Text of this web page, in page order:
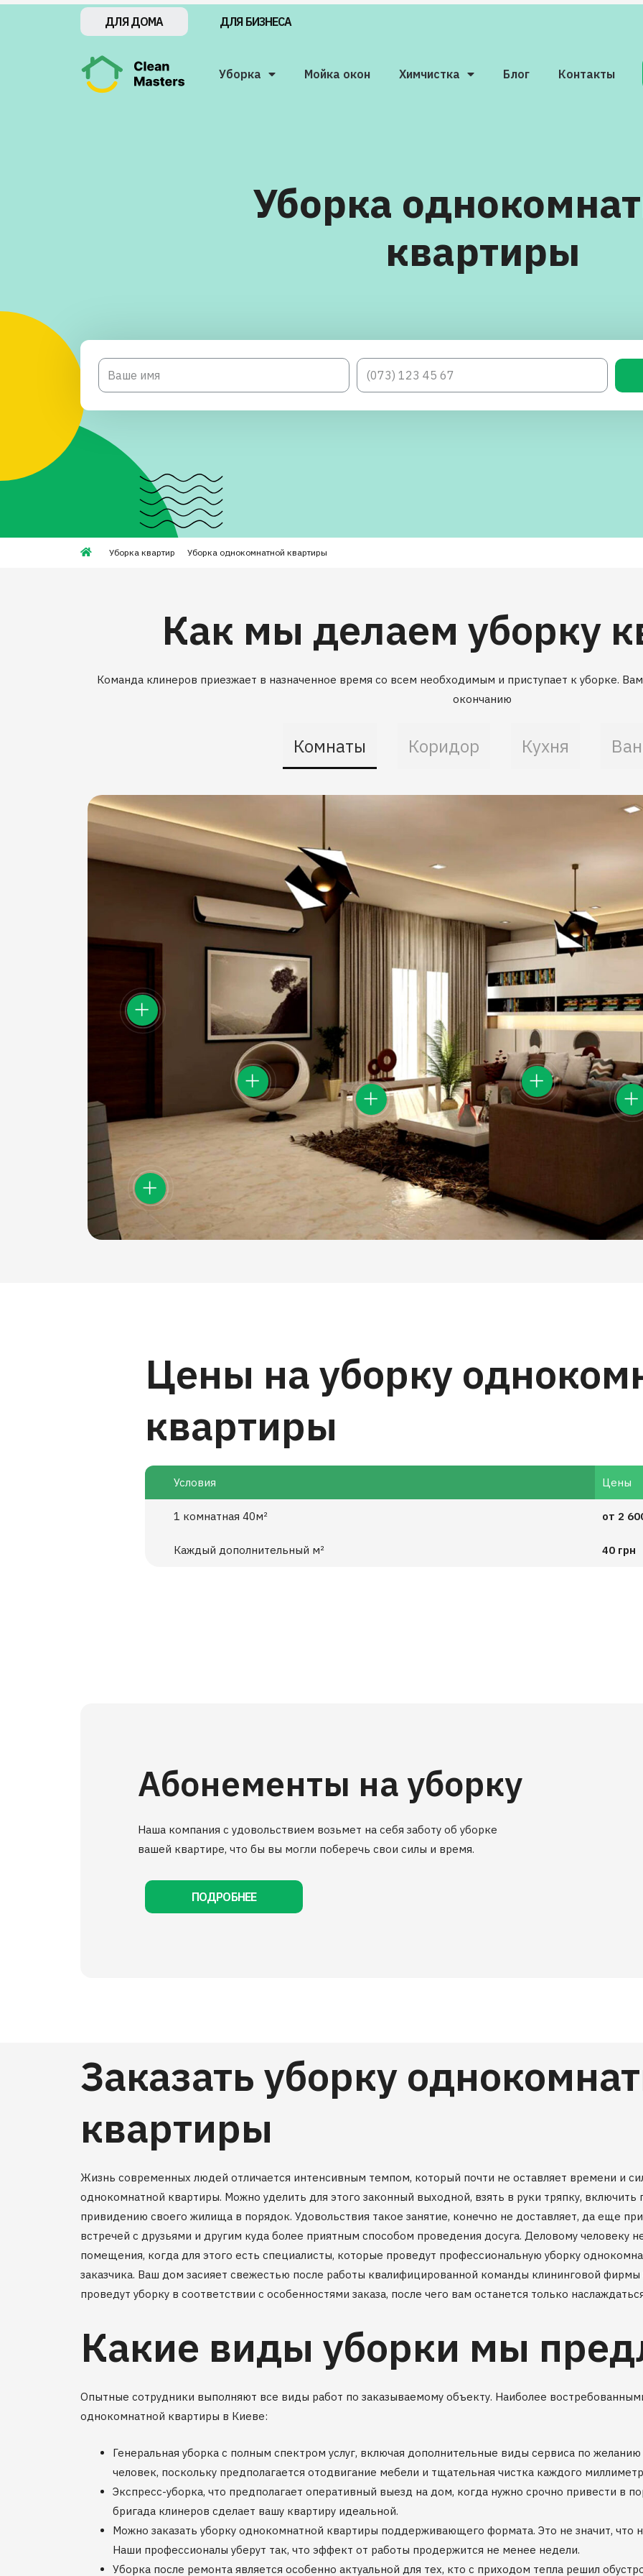
ДЛЯ ДОМА ДЛЯ БИЗНЕСА
Уборка Мойка окон Химчистка Блог Контакты
Уборка
квартиры
Уборка квартир Уборка однокомнатной квартиры
Как мы делаем уборку
Команда клинеров приезжает в назначенное время со всем необходимым и приступает к уборке.
окончанию
Комнаты Коридор Кухня
Цены на уборку
квартиры
Условия Цены
1 комнатная 40м² от 2
Каждый дополнительный м² 40 грн
Абонементы на уборку
Наша компания с удовольствием возьмет на себя заботу об уборке
вашей квартире, что бы вы могли поберечь свои силы и время.
ПОДРОБНЕЕ
Заказать уборку
квартиры
Жизнь современных людей отличается интенсивным темпом, который почти не оставляет времени и
однокомнатной квартиры. Можно уделить для этого законный выходной, взять в руки тряпку, включить
привидению своего жилища в порядок. Удовольствия такое занятие, конечно не доставляет, да еще
встречей с друзьями и другим куда более приятным способом проведения досуга. Деловому человеку
помещения, когда для этого есть специалисты, которые проведут профессиональную уборку
заказчика. Ваш дом засияет свежестью после работы квалифицированной команды клининговой
проведут уборку в соответствии с особенностями заказа, после чего вам останется только
Какие виды уборки мы
Опытные сотрудники выполняют все виды работ по заказываемому объекту. Наиболее
однокомнатной квартиры в Киеве:
Генеральная уборка с полным спектром услуг, включая дополнительные виды сервиса по
человек, поскольку предполагается отодвигание мебели и тщательная чистка каждого
Экспресс-уборка, что предполагает оперативный выезд на дом, когда нужно срочно привести в
бригада клинеров сделает вашу квартиру идеальной.
Можно заказать уборку однокомнатной квартиры поддерживающего формата. Это не значит, что
Наши профессионалы уберут так, что эффект от работы продержится не менее недели.
Уборка после ремонта является особенно актуальной для тех, кто с приходом тепла решил